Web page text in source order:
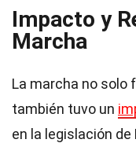
Impacto y
Marcha
La marcha no solo
también tuvo un
en la legislación de